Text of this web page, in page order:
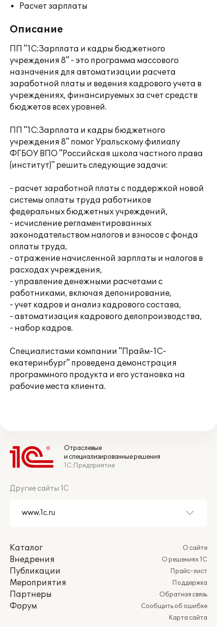
Расчет зарплаты
Описание
ПП "1С:Зарплата и кадры бюджетного
учреждения 8" - это программа массового
назначения для автоматизации расчета
заработной платы и ведения кадрового учета в
учреждениях, финансируемых за счет средств
бюджетов всех уровней.
ПП "1С:Зарплата и кадры бюджетного
учреждения 8" помог Уральскому филиалу
ФГБОУ ВПО "Российская школа частного права
(институт)" решить следующие задачи:
- расчет заработной платы с поддержкой новой
системы оплаты труда работников
федеральных бюджетных учреждений,
- исчисление регламентированных
законодательством налогов и взносов с фонда
оплаты труда,
- отражение начисленной зарплаты и налогов в
расходах учреждения,
- управление денежными расчетами с
работниками, включая депонирование,
- учет кадров и анализ кадрового состава,
- автоматизация кадрового делопроизводства,
- набор кадров.
Специалистами компании "Прайм-1С-
екатеринбург" проведена демонстрация
программного продукта и его установка на
рабочие места клиента.
Отраслевые
и специализированные решения
1С:Предприятие
Другие сайты 1С
Каталог
Внедрения
Публикации
Мероприятия
Партнеры
Форум
О сайте
О решениях 1С
Прайс-лист
Поддержка
Обратная связь
Сообщить об ошибке
Карта сайта